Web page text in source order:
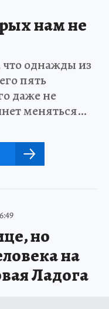
нам не
что однажды из
пять
даже не
меняться…
но
на
Ладога